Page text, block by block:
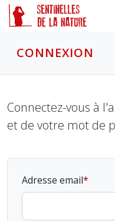
CONNEXION
Connectez-vous à
et de votre mot de
Adresse email
Panneau de gestion des